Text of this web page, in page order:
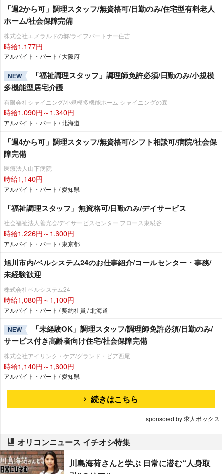
「週2から可」調理スタッフ/無資格可/日勤のみ/住宅型有料老人
ホーム/社会保障完備
株式会社エメラルドの郷/ライフパートナー住吉
時給1,177円
アルバイト・パート / 大阪府
NEW
「福祉調理スタッフ」調理師免許必須/日勤のみ/小規模
多機能型居宅介護
有限会社シャイニング/小規模多機能ホーム シャイニングの森
時給1,090円～1,340円
アルバイト・パート / 北海道
「週4から可」調理スタッフ/無資格可/シフト相談可/病院/社会保
障完備
医療法人山下病院
時給1,140円
アルバイト・パート / 愛知県
「福祉調理スタッフ」無資格可/日勤のみ/デイサービス
社会福祉法人善光会/デイサービスセンター フロース東糀谷
時給1,226円～1,600円
アルバイト・パート / 東京都
旭川市内/ベルシステム24のお仕事紹介/コールセンター・事務/
未経験歓迎
株式会社ベルシステム24
時給1,080円～1,100円
アルバイト・パート / 契約社員 / 北海道
NEW
「未経験OK」調理スタッフ/調理師免許必須/日勤のみ/
サービス付き高齢者向け住宅/社会保障完備
株式会社アイリンク・ケア/グランド・ピア西尾
時給1,140円～1,600円
アルバイト・パート / 愛知県
続きはこちら
sponsored by 求人ボックス
オリコンニュース イチオシ特集
川島海荷さんと学ぶ 日常に潜む“人身取